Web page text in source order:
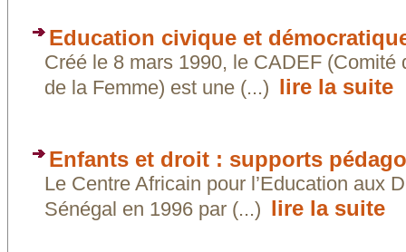
Education civique et
Créé le 8 mars 1990, le CADEF (Comité
de la Femme) est une (...) lire la suite
Enfants et droit : supports
Le Centre Africain pour l’Education aux
Sénégal en 1996 par (...) lire la suite